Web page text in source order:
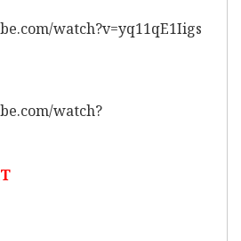
watch?v=yq11qE1Iigs
watch?